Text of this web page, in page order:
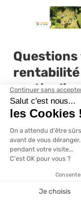
rentabiliser
en
Selon le taux
Nouvelle-
performances
4.6 320